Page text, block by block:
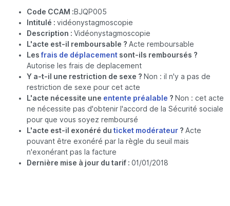
Code CCAM :BJQP005
Intitulé : vidéonystagmoscopie
Description : Vidéonystagmoscopie
L'acte est-il remboursable ? Acte remboursable
Lesfrais de déplacement sont-ils remboursés ?
Autorise les frais de deplacement
Y a-t-il une restriction de sexe ? Non : il n'y a pas de
restriction de sexe pour cet acte
L'acte nécessite une entente préalable ? Non : cet acte
ne nécessite pas d'obtenir l'accord de la Sécurité sociale
pour que vous soyez remboursé
L'acte est-il exonéré du ticket modérateur ? Acte
pouvant être exonéré par la règle du seuil mais
n'exonérant pas la facture
Dernière mise à jour du tarif : 01/01/2018